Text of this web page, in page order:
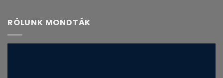
RÓLUNK MONDTÁK